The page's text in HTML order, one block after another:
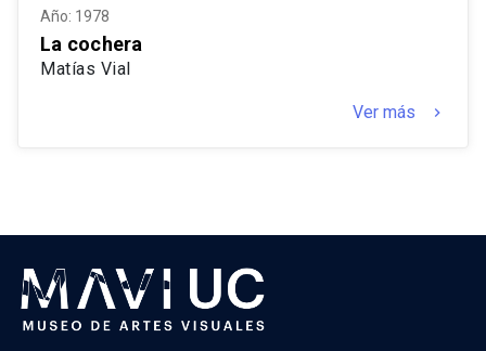
Año: 1978
La cochera
Matías Vial
Ver más keyboard_arrow_right